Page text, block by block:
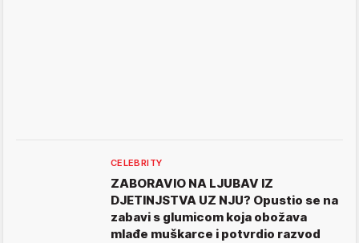
CELEBRITY
ZABORAVIO NA LJUBAV IZ
DJETINJSTVA UZ NJU? Opustio se na
zabavi s glumicom koja obožava
mlađe muškarce i potvrdio razvod